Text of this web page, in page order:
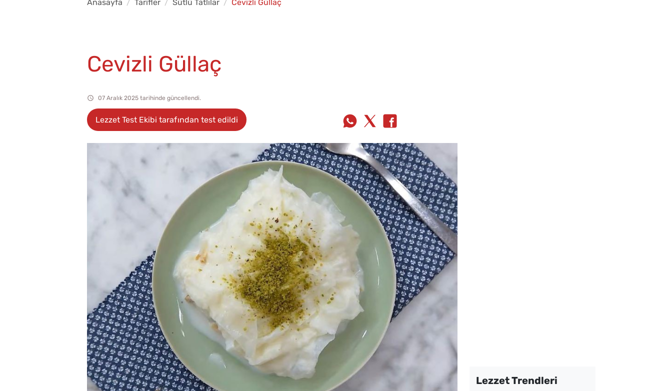
Anasayfa Tarifler Sütlü Tatlılar Cevizli Güllaç
Cevizli Güllaç
07 Aralık 2025 tarihinde güncellendi.
Lezzet Test Ekibi tarafından test edildi